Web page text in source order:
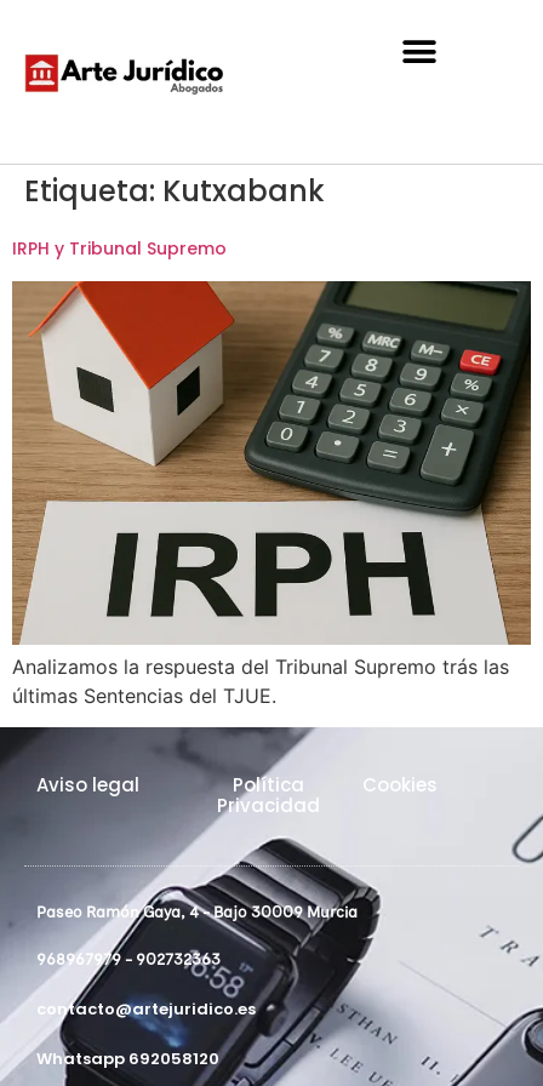
Etiqueta: Kutxabank
IRPH y Tribunal Supremo
Analizamos la respuesta del Tribunal Supremo trás las
últimas Sentencias del TJUE.
Aviso legal
Política
Privacidad
Cookies
Paseo Ramón Gaya, 4 - Bajo 30009 Murcia
968967979 - 902732363
contacto@artejuridico.es
Whatsapp 692058120